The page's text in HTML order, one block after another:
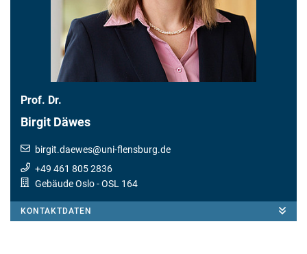
Prof. Dr.
Birgit Däwes
birgit.daewes@uni-flensburg.de
+49 461 805 2836
Gebäude Oslo- OSL 164
KONTAKTDATEN